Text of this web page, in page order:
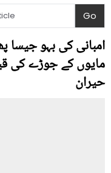
امبانی کی بہو جیسا
مایوں کے جوڑے کی
حیران